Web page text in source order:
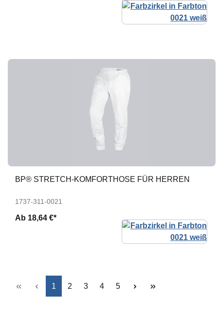
BP® STRETCH-KOMFORTHOSE FÜR HERREN
1737-311-0021
Ab 18,64 €*
Seite
1 Seite
2 Seite
3 Seite
4 Seite
5